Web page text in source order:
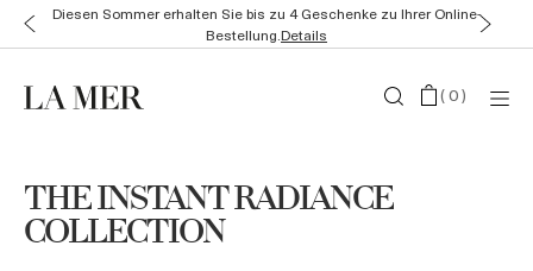
Diesen Sommer erhalten Sie bis zu 4 Geschenke zu Ihrer Online-
Bestellung.Details
(0)
THE INSTANT RADIANCE
COLLECTION